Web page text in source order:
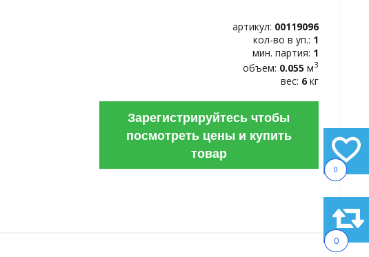
0
0
артикул: 00119096
кол-во в уп.: 1
мин. партия: 1
объем: 0.055 м3
вес: 6 кг
Зарегистрируйтесь чтобы
посмотреть цены и купить
товар